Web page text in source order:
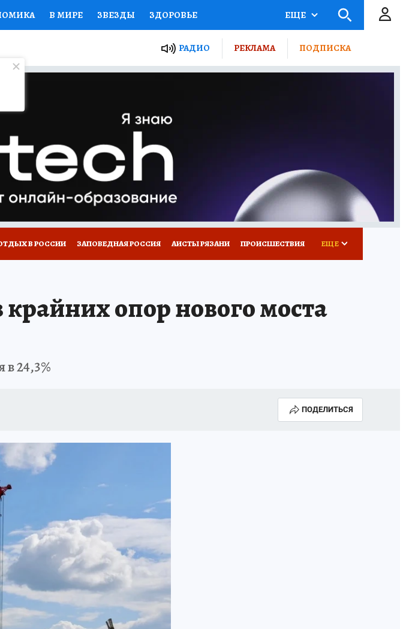
В МИРЕ ЗВЕЗДЫ ЗДОРОВЬЕ
НАЦИОНАЛЬНЫЕ ПРОЕКТЫ РОССИИ
СЕМЬЯ ЖЕНСКИЕ СЕКРЕТЫ ПУТЕВОДИТЕЛЬ
ГИД ПОТРЕБИТЕЛЯ
ЕЩЕ
РАДИО РЕКЛАМА ПОДПИСКА
В РОССИИ ЗАПОВЕДНАЯ РОССИЯ АИСТЫ РЯЗАНИ ПРОИСШЕСТВИЯ ЕЩЕ
опор нового моста
24,3%
ПОДЕЛИТЬСЯ